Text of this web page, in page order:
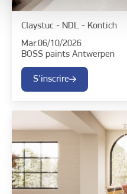
Claystuc - NDL - Kontich
Mar.06/10/2026
BOSS paints Antwerpen
S'inscrire